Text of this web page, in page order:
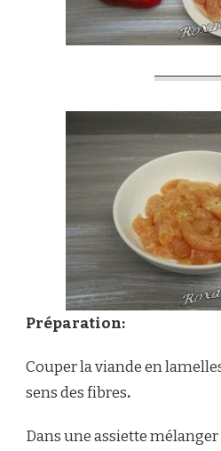
Préparation:
Couper la viande en
sens des fibres.
Dans une assiette mélanger